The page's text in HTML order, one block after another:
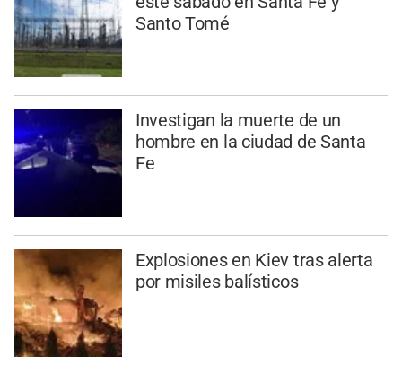
Santo Tomé
Investigan la muerte de un
hombre en la ciudad de Santa
Fe
Explosiones en Kiev tras alerta
por misiles balísticos